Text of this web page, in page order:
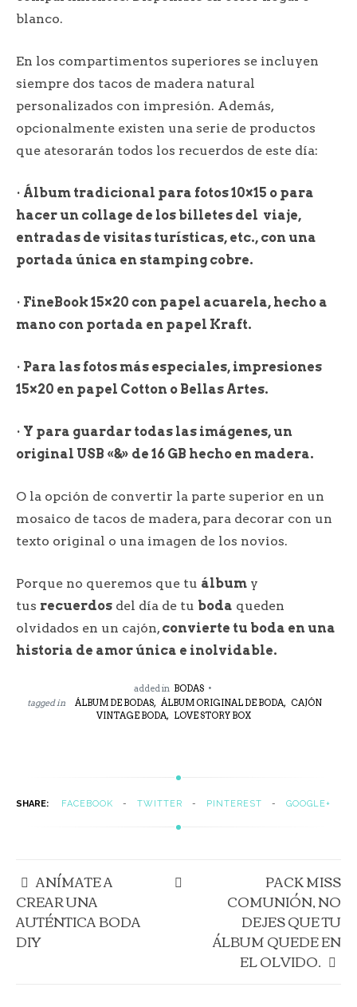
blanco.
En los compartimentos superiores se incluyen
siempre dos tacos de madera natural
personalizados con impresión. Además,
opcionalmente existen una serie de productos
que atesorarán todos los recuerdos de este día:
· Álbum tradicional para fotos 10×15 o para
hacer un collage de los billetes del viaje,
entradas de visitas turísticas, etc., con una
portada única en stamping cobre.
· FineBook 15×20 con papel acuarela, hecho a
mano con portada en papel Kraft.
· Para las fotos más especiales, impresiones
15×20 en papel Cotton o Bellas Artes.
· Y para guardar todas las imágenes, un
original USB «&» de 16 GB hecho en madera.
O la opción de convertir la parte superior en un
mosaico de tacos de madera, para decorar con un
texto original o una imagen de los novios.
Porque no queremos que tu álbum y
tus recuerdos del día de tu boda queden
olvidados en un cajón, convierte tu boda en una
historia de amor única e inolvidable.
added in BODAS
tagged in
ÁLBUM DE BODAS, ÁLBUM ORIGINAL DE BODA, CAJÓN
VINTAGE BODA, LOVE STORY BOX
SHARE: FACEBOOK TWITTER PINTEREST GOOGLE+
ANÍMATE A
CREAR UNA
AUTÉNTICA BODA
DIY
PACK MISS
COMUNIÓN, NO
DEJES QUE TU
ÁLBUM QUEDE EN
EL OLVIDO.